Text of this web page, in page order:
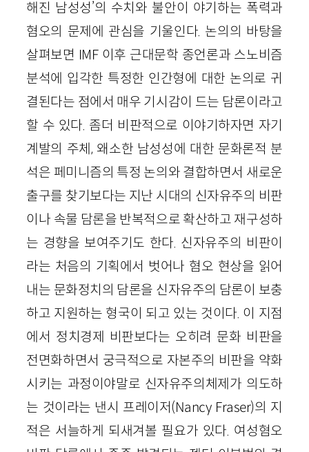
해진 남성성’의 수치와 불안이 야기하는 폭력과
혐오의 문제에 관심을 기울인다. 논의의 바탕을
살펴보면 IMF 이후 근대문학 종언론과 스노비즘
분석에 입각한 특정한 인간형에 대한 논의로 귀
결된다는 점에서 매우 기시감이 드는 담론이라고
할 수 있다. 좀더 비판적으로 이야기하자면 자기
계발의 주체, 왜소한 남성성에 대한 문화론적 분
석은 페미니즘의 특정 논의와 결합하면서 새로운
출구를 찾기보다는 지난 시대의 신자유주의 비판
이나 속물 담론을 반복적으로 확산하고 재구성하
는 경향을 보여주기도 한다. 신자유주의 비판이
라는 처음의 기획에서 벗어나 혐오 현상을 읽어
내는 문화정치의 담론을 신자유주의 담론이 보충
하고 지원하는 형국이 되고 있는 것이다. 이 지점
에서 정치경제 비판보다는 오히려 문화 비판을
전면화하면서 궁극적으로 자본주의 비판을 약화
시키는 과정이야말로 신자유주의체제가 의도하
는 것이라는 낸시 프레이저(Nancy Fraser)의 지
적은 서늘하게 되새겨볼 필요가 있다. 여성혐오